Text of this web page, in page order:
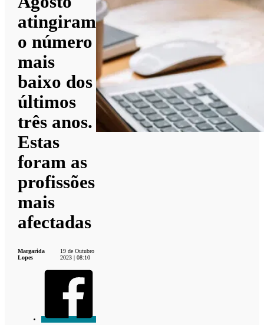
atingiram
o número
mais
baixo dos
últimos
três anos.
Estas
foram as
profissões
mais
afectadas
Margarida
Lopes
19 de Outubro
2023 | 08:10